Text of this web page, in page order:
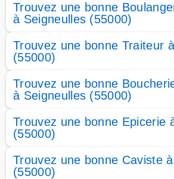
Trouvez une bonne
à Seigneulles (55000)
Trouvez une bonne Traiteur
(55000)
Trouvez une bonne
à Seigneulles (55000)
Trouvez une bonne Epicerie
(55000)
Trouvez une bonne Caviste
(55000)